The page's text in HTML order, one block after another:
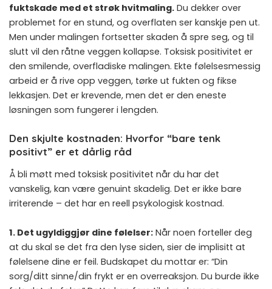
fuktskade med et strøk hvitmaling. Du dekker over
problemet for en stund, og overflaten ser kanskje pen ut.
Men under malingen fortsetter skaden å spre seg, og til
slutt vil den råtne veggen kollapse. Toksisk positivitet er
den smilende, overfladiske malingen. Ekte følelsesmessig
arbeid er å rive opp veggen, tørke ut fukten og fikse
lekkasjen. Det er krevende, men det er den eneste
løsningen som fungerer i lengden.
Den skjulte kostnaden: Hvorfor “bare tenk
positivt” er et dårlig råd
Å bli møtt med toksisk positivitet når du har det
vanskelig, kan være genuint skadelig. Det er ikke bare
irriterende – det har en reell psykologisk kostnad.
1. Det ugyldiggjør dine følelser: Når noen forteller deg
at du skal se det fra den lyse siden, sier de implisitt at
følelsene dine er feil. Budskapet du mottar er: “Din
sorg/ditt sinne/din frykt er en overreaksjon. Du burde ikke